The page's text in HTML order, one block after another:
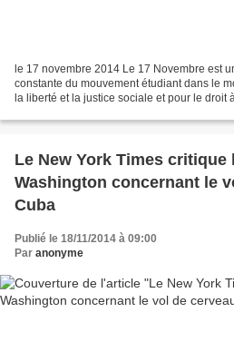
le 17 novembre 2014 Le 17 Novembre est
constante du mouvement étudiant dans le
la liberté et la justice sociale et pour le droit
Le New York Times
Washington concernant le
Cuba
Publié le 18/11/2014 à 09:00
Par anonyme